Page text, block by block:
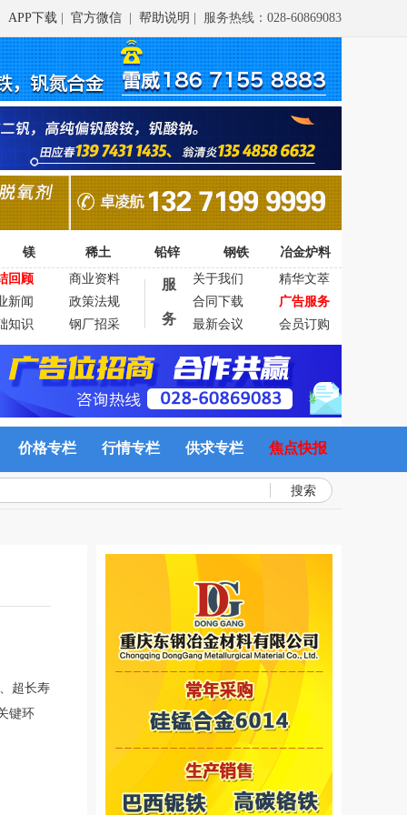
APP下载 官方微信 帮助说明 | 服务热线：028-60869083
镁 稀土 铅锌 钢铁
冶金炉料
回顾
商业资料
新闻
政策法规
知识
钢厂招采
服
务
关于我们
精华文萃
合同下载
广告服务
最新会议
会员订购
价格专栏 行情专栏 供求专栏 焦点快报
搜索
超长寿
键环